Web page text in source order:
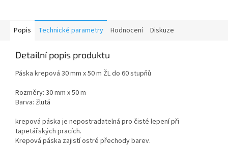
Popis Technické parametry Hodnocení Diskuze
Detailní popis produktu
Páska krepová 30 mm x 50 m ŽL do 60 stupňů
Rozměry: 30 mm x 50 m
Barva: žlutá
krepová páska je nepostradatelná pro čisté lepení při
tapetářských pracích.
Krepová páska zajistí ostré přechody barev.